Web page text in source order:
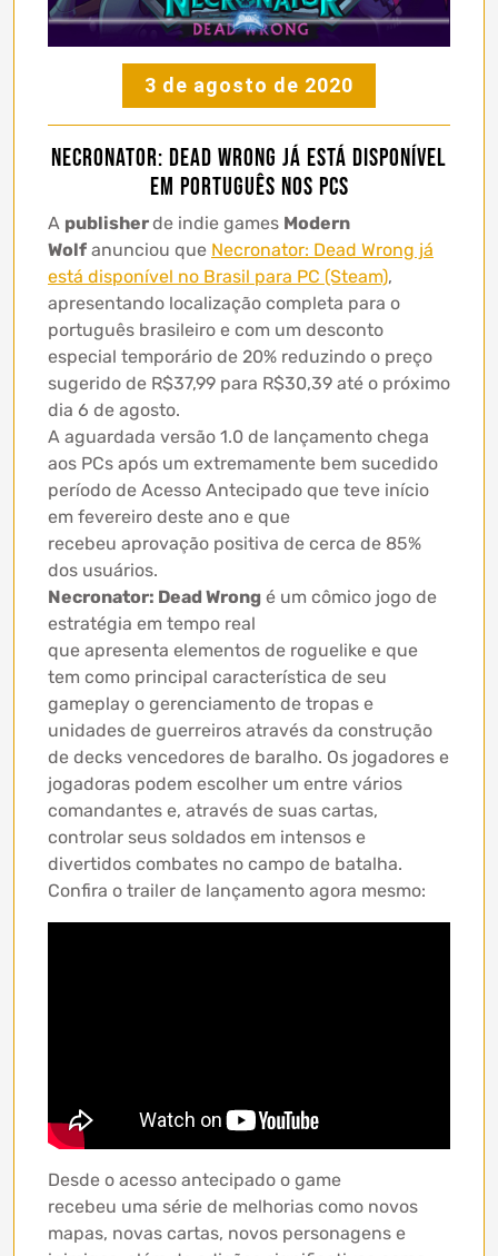
3 de agosto de 2020
Necronator: Dead Wrong já está disponível
em português nos PCs
A publisherde indie games Modern
Wolf anunciou que Necronator: Dead Wrong já
está disponível no Brasil para PC (Steam),
apresentando localização completa para o
português brasileiro e com um desconto
especial temporário de 20% reduzindo o preço
sugerido de R$37,99 para R$30,39 até o próximo
dia 6 de agosto.
A aguardada versão 1.0 de lançamento chega
aos PCs após um extremamente bem sucedido
período de Acesso Antecipado que teve início
em fevereiro deste ano e que
recebeu aprovação positiva de cerca de 85%
dos usuários.
Necronator: Dead Wrong é um cômico jogo de
estratégia em tempo real
que apresenta elementos de roguelike e que
tem como principal característica de seu
gameplay o gerenciamento de tropas e
unidades de guerreiros através da construção
de decks vencedores de baralho. Os jogadores e
jogadoras podem escolher um entre vários
comandantes e, através de suas cartas,
controlar seus soldados em intensos e
divertidos combates no campo de batalha.
Confira o trailer de lançamento agora mesmo:
Desde o acesso antecipado o game
recebeu uma série de melhorias como novos
mapas, novas cartas, novos personagens e